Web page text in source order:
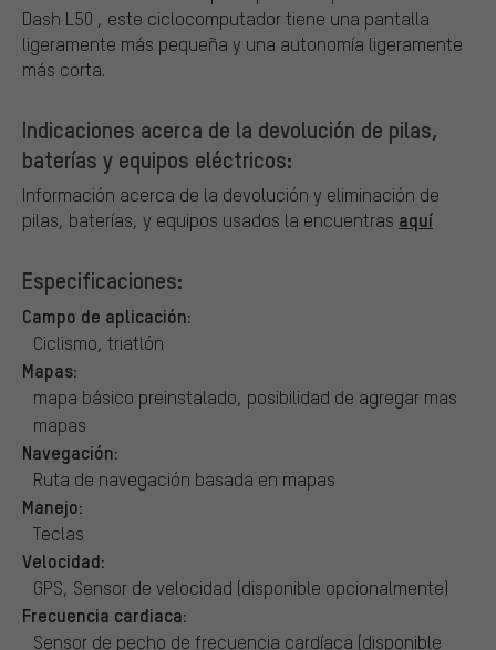
Dash L50 , este ciclocomputador tiene una pantalla
ligeramente más pequeña y una autonomía ligeramente
más corta.
Indicaciones acerca de la devolución de pilas,
baterías y equipos eléctricos:
Información acerca de la devolución y eliminación de
pilas, baterías, y equipos usados la encuentras aquí
Especificaciones:
Campo de aplicación:
Ciclismo, triatlón
Mapas:
mapa básico preinstalado, posibilidad de agregar mas
mapas
Navegación:
Ruta de navegación basada en mapas
Manejo:
Teclas
Velocidad:
GPS, Sensor de velocidad (disponible opcionalmente)
Frecuencia cardiaca:
Sensor de pecho de frecuencia cardíaca (disponible